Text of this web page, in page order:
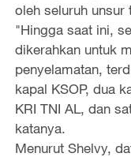
oleh seluruh unsur
"Hingga saat ini,
dikerahkan untuk
penyelamatan,
kapal KSOP, dua
KRI TNI AL, dan
katanya.
Menurut Shelvy,